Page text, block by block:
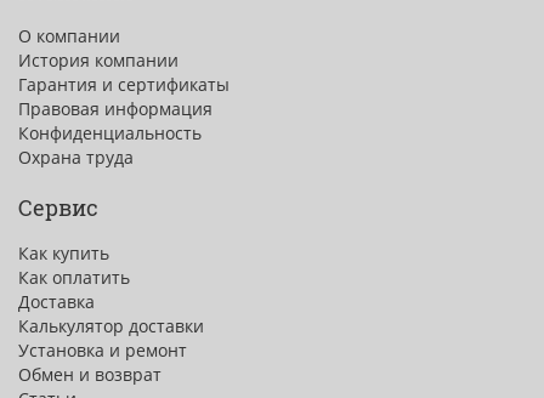
О компании
История компании
Гарантия и сертификаты
Правовая информация
Конфиденциальность
Охрана труда
Сервис
Как купить
Как оплатить
Доставка
Калькулятор доставки
Установка и ремонт
Обмен и возврат